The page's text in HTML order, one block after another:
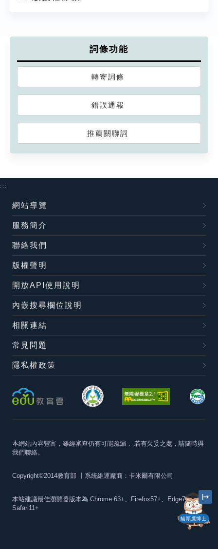
詞條功能
轉寄詞條
錯誤通報
推薦關聯詞
貓頭鷹博士
:::
網站導覽
服務簡介
聯絡我們
版權聲明
開放API使用說明
內嵌搜尋欄位說明
相關連結
常見問題
隱私權政策
本網站內容豐富，雖經審查仍有可能疏漏， 若有欠妥之處，請隨時與
我們聯絡。
Copyright©2014教育部 丨系統維運廠商：卡米爾有限公司
本站建議最佳瀏覽器版本為 Chrome 63+、Firefox57+、Edge79+及
Safari11+